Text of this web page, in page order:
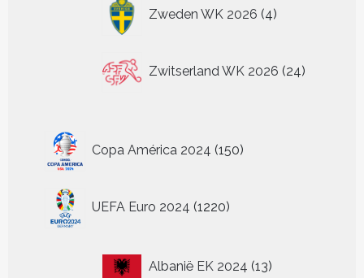
Zweden WK 2026 4
producten
Zwitserland WK 2026 24
producten
Copa América 2024 150
producten
UEFA Euro 2024 1220
producten
Albanië EK 2024 1313